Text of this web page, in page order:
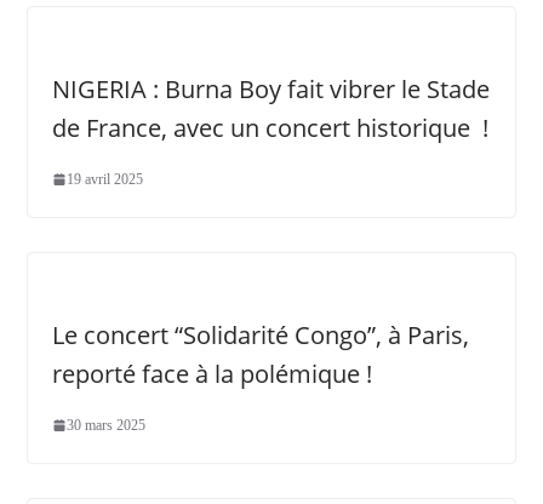
NIGERIA : Burna Boy fait vibrer le Stade
de France, avec un concert historique !
19 avril 2025
Le concert “Solidarité Congo”, à Paris,
reporté face à la polémique !
30 mars 2025